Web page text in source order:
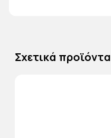
Σχετικά προϊόντα